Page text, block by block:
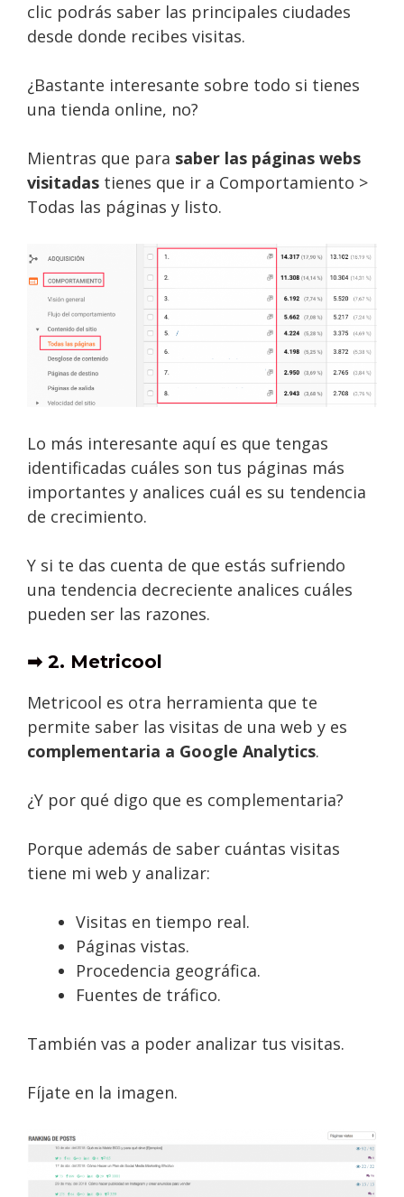
clic podrás saber las principales ciudades
desde donde recibes visitas.
¿Bastante interesante sobre todo si tienes
una tienda online, no?
Mientras que para saber las páginas webs
visitadas tienes que ir a Comportamiento >
Todas las páginas y listo.
Lo más interesante aquí es que tengas
identificadas cuáles son tus páginas más
importantes y analices cuál es su tendencia
de crecimiento.
Y si te das cuenta de que estás sufriendo
una tendencia decreciente analices cuáles
pueden ser las razones.
➡ 2. Metricool
Metricool es otra herramienta que te
permite saber las visitas de una web y es
complementaria a Google Analytics.
¿Y por qué digo que es complementaria?
Porque además de saber cuántas visitas
tiene mi web y analizar:
Visitas en tiempo real.
Páginas vistas.
Procedencia geográfica.
Fuentes de tráfico.
También vas a poder analizar tus visitas.
Fíjate en la imagen.